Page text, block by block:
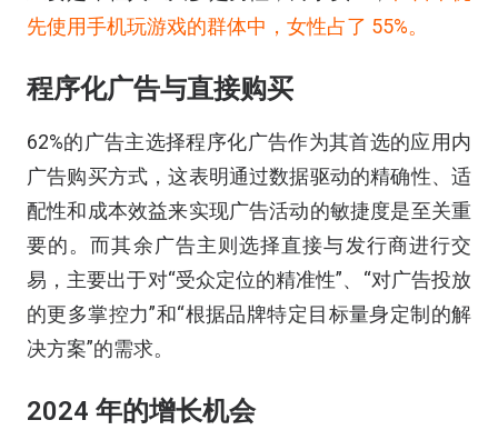
先使用手机玩游戏的群体中，女性占了 55%。
程序化广告与直接购买
62%的广告主选择程序化广告作为其首选的应用内
广告购买方式，这表明通过数据驱动的精确性、适
配性和成本效益来实现广告活动的敏捷度是至关重
要的。而其余广告主则选择直接与发行商进行交
易，主要出于对“受众定位的精准性”、“对广告投放
的更多掌控力”和“根据品牌特定目标量身定制的解
决方案”的需求。
2024 年的增长机会